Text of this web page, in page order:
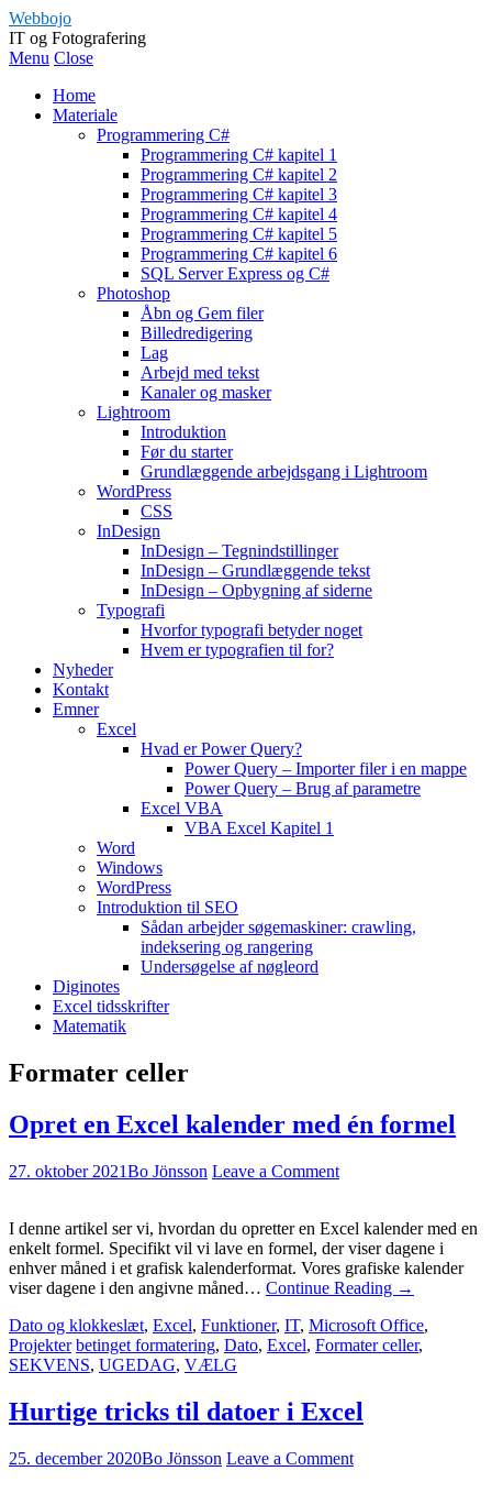
Webbojo
IT og Fotografering
Menu Close
Home
Materiale
Programmering C#
Programmering C# kapitel 1
Programmering C# kapitel 2
Programmering C# kapitel 3
Programmering C# kapitel 4
Programmering C# kapitel 5
Programmering C# kapitel 6
SQL Server Express og C#
Photoshop
Åbn og Gem filer
Billedredigering
Lag
Arbejd med tekst
Kanaler og masker
Lightroom
Introduktion
Før du starter
Grundlæggende arbejdsgang i Lightroom
WordPress
CSS
InDesign
InDesign – Tegnindstillinger
InDesign – Grundlæggende tekst
InDesign – Opbygning af siderne
Typografi
Hvorfor typografi betyder noget
Hvem er typografien til for?
Nyheder
Kontakt
Emner
Excel
Hvad er Power Query?
Power Query – Importer filer i en mappe
Power Query – Brug af parametre
Excel VBA
VBA Excel Kapitel 1
Word
Windows
WordPress
Introduktion til SEO
Sådan arbejder søgemaskiner: crawling,
indeksering og rangering
Undersøgelse af nøgleord
Diginotes
Excel tidsskrifter
Matematik
Formater celler
Opret en Excel kalender med én formel
27. oktober 2021Bo Jönsson Leave a Comment
I denne artikel ser vi, hvordan du opretter en Excel kalender med en
enkelt formel. Specifikt vil vi lave en formel, der viser dagene i
enhver måned i et grafisk kalenderformat. Vores grafiske kalender
viser dagene i den angivne måned… Continue Reading →
Dato og klokkeslæt, Excel, Funktioner, IT, Microsoft Office,
Projekter betinget formatering, Dato, Excel, Formater celler,
SEKVENS, UGEDAG, VÆLG
Hurtige tricks til datoer i Excel
25. december 2020Bo Jönsson Leave a Comment